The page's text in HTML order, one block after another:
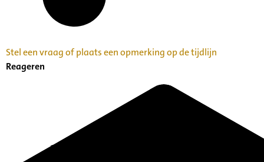
Stel een vraag of plaats een opmerking op de tijdlijn
Reageren